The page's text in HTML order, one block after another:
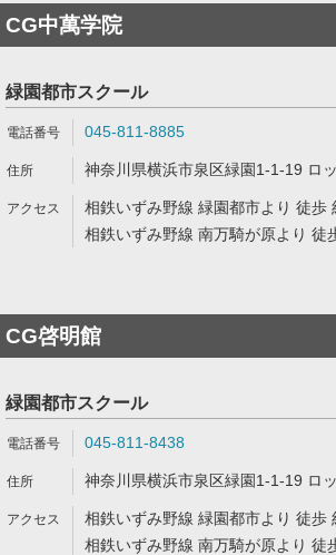
CG中萬学院
緑園都市スクール
045-811-8885
神奈川県横浜市泉区緑園1-1-19 ロ
相鉄いずみ野線 緑園都市より 徒歩
相鉄いずみ野線 南万騎が原より 徒
CG啓明館
緑園都市スクール
045-811-8438
神奈川県横浜市泉区緑園1-1-19 ロ
相鉄いずみ野線 緑園都市より 徒歩
相鉄いずみ野線 南万騎が原より 徒